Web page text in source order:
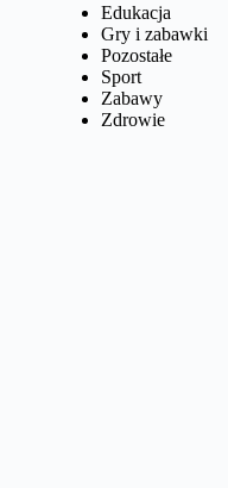
Edukacja
Gry i zabawki
Pozostałe
Sport
Zabawy
Zdrowie